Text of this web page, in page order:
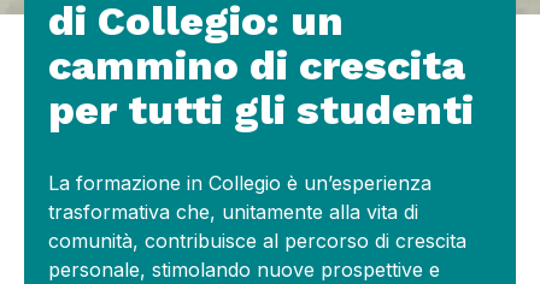
di Collegio: un
cammino di crescita
per tutti gli studenti
La formazione in Collegio è un’esperienza
trasformativa che, unitamente alla vita di
comunità, contribuisce al percorso di crescita
personale, stimolando nuove prospettive e